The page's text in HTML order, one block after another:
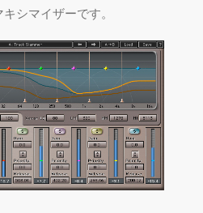
シマイザーです。